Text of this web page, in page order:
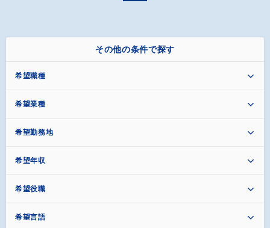
その他の条件で探す
希望職種
希望業種
希望勤務地
希望年収
希望役職
希望言語